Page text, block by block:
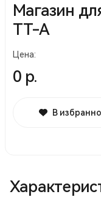
Магазин
TT-A
Цена:
0 р.
В